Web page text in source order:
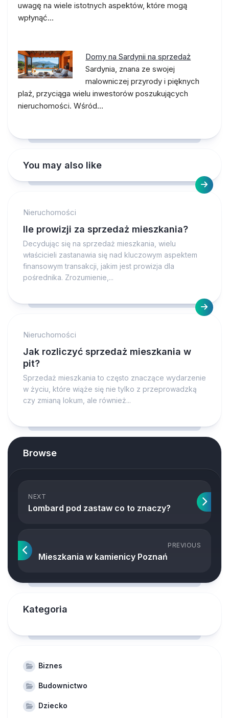
uwagę na wiele istotnych aspektów, które mogą
wpłynąć…
Domy na Sardynii na sprzedaż
Sardynia, znana ze swojej
malowniczej przyrody i pięknych
plaż, przyciąga wielu inwestorów poszukujących
nieruchomości. Wśród…
You may also like
Nieruchomości
Ile prowizji za sprzedaż mieszkania?
Decydując się na sprzedaż mieszkania, wielu
właścicieli zastanawia się nad kluczowym aspektem
finansowym transakcji, jakim jest prowizja dla
pośrednika. Zrozumienie,...
Nieruchomości
Jak rozliczyć sprzedaż mieszkania w
pit?
Sprzedaż mieszkania to często znaczące wydarzenie
w życiu, które wiąże się nie tylko z przeprowadzką
czy zmianą lokum, ale również...
Browse
NEXT
Lombard pod zastaw co to znaczy?
PREVIOUS
Mieszkania w kamienicy Poznań
Kategoria
Biznes
Budownictwo
Dziecko